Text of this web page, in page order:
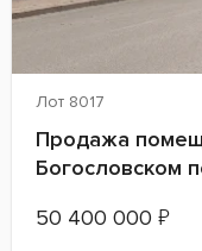
Лот 8017
Продажа
Богословском
50 400 000 ₽